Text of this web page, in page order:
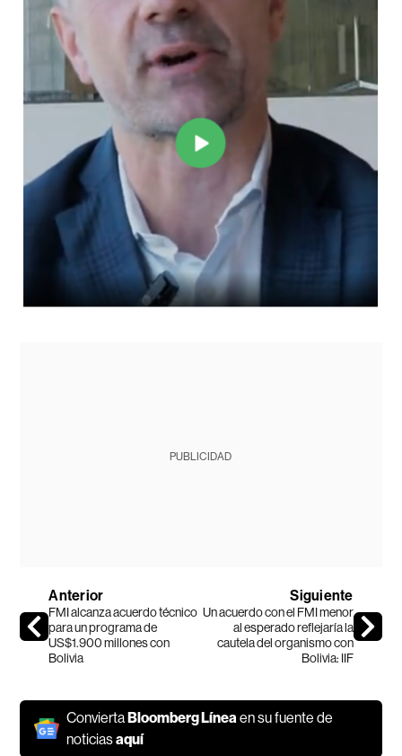
PUBLICIDAD
Anterior
FMI alcanza acuerdo técnico
para un programa de
US$1.900 millones con
Bolivia
Siguiente
Un acuerdo con el FMI menor
al esperado reflejaría la
cautela del organismo con
Bolivia: IIF
ConviertaBloomberg Línea en su fuente de
noticiasaquí